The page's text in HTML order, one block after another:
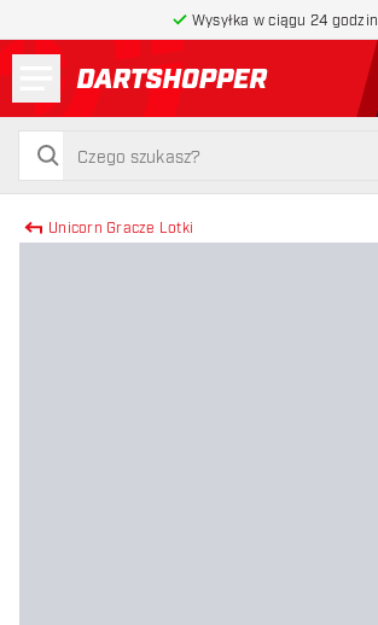
Wysyłka w ciągu 24 godzin
powrót do strony
szukaj
szukaj
Unicorn Gracze Lotki